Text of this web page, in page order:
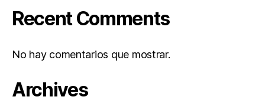
Recent Comments
No hay comentarios que mostrar.
Archives